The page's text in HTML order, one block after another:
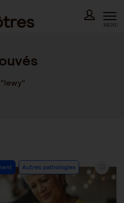
MENU
Autres pathologies